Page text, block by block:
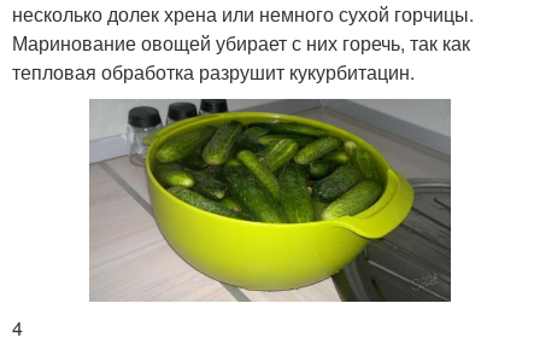
несколько долек хрена или немного сухой горчицы.
Маринование овощей убирает с них горечь, так как
тепловая обработка разрушит кукурбитацин.
4